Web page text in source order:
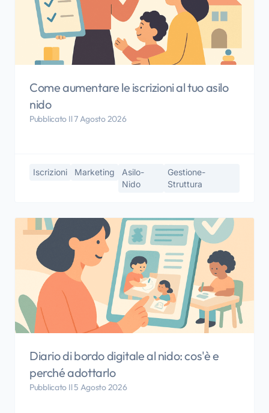
Come aumentare le iscrizioni al tuo asilo
nido
Pubblicato Il 7 Agosto 2026
Iscrizioni Marketing
Asilo-
Nido
Gestione-
Struttura
Diario di bordo digitale al nido: cos'è e
perché adottarlo
Pubblicato Il 5 Agosto 2026